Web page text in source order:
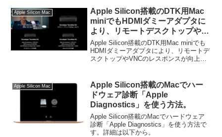
Apple Silicon Mac
Apple Silicon搭載のDTK用Mac
miniでもHDMIダミーアダプタに
より、リモートデスクトップや
VNCのレスポンスが向上するもよ
う。
Apple Silicon搭載のDTK用Mac miniでも
HDMIダミーアダプタにより、リモートデ
スクトップやVNCのレスポンスが向上す
Apple Silicon Mac
Apple Silicon搭載のMacでハー
ドウェア診断「Apple
Diagnostics」を使う方法。
Apple Silicon搭載のMacでハードウェア
診断「Apple Diagnostics」を使う方法で
す。詳細は以下から。